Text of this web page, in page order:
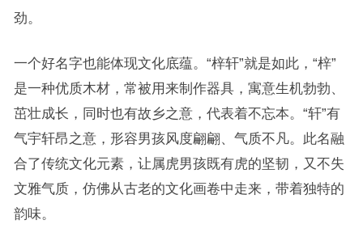
劲。
一个好名字也能体现文化底蕴。“梓轩”就是如此，“梓”
是一种优质木材，常被用来制作器具，寓意生机勃勃、
茁壮成长，同时也有故乡之意，代表着不忘本。“轩”有
气宇轩昂之意，形容男孩风度翩翩、气质不凡。此名融
合了传统文化元素，让属虎男孩既有虎的坚韧，又不失
文雅气质，仿佛从古老的文化画卷中走来，带着独特的
韵味。